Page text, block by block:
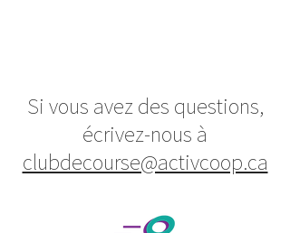
Si vous avez des questions,
écrivez-nous à
clubdecourse@activcoop.ca